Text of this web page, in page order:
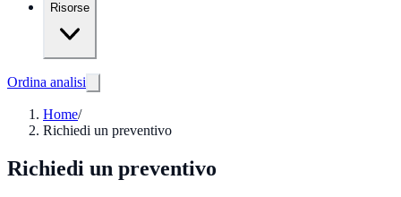
Risorse
Ordina analisi
Home/
Richiedi un preventivo
Richiedi un preventivo